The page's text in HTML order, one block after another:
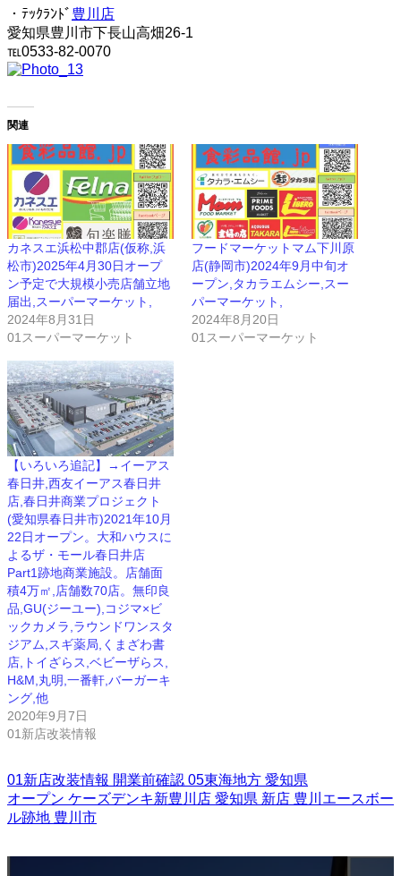
・ﾃｯｸﾗﾝﾄﾞ 豊川店
愛知県豊川市下長山高畑26-1
℡0533-82-0070
関連
カネスエ浜松中郡店(仮称,浜
松市)2025年4月30日オープ
ン予定で大規模小売店舗立地
届出,スーパーマーケット,
2024年8月31日
01スーパーマーケット
フードマーケットマム下川原
店(静岡市)2024年9月中旬オ
ープン,タカラエムシー,スー
パーマーケット,
2024年8月20日
01スーパーマーケット
【いろいろ追記】→イーアス
春日井,西友イーアス春日井
店,春日井商業プロジェクト
(愛知県春日井市)2021年10月
22日オープン。大和ハウスに
よるザ・モール春日井店
Part1跡地商業施設。店舗面
積4万㎡,店舗数70店。無印良
品,GU(ジーユー),コジマ×ビ
ックカメラ,ラウンドワンスタ
ジアム,スギ薬局,くまざわ書
店,トイざらス,ベビーザらス,
H&M,丸明,一番軒,バーガーキ
ング,他
2020年9月7日
01新店改装情報
01新店改装情報 開業前確認 05東海地方 愛知県
オープン ケーズデンキ新豊川店 愛知県 新店 豊川エースボー
ル跡地 豊川市